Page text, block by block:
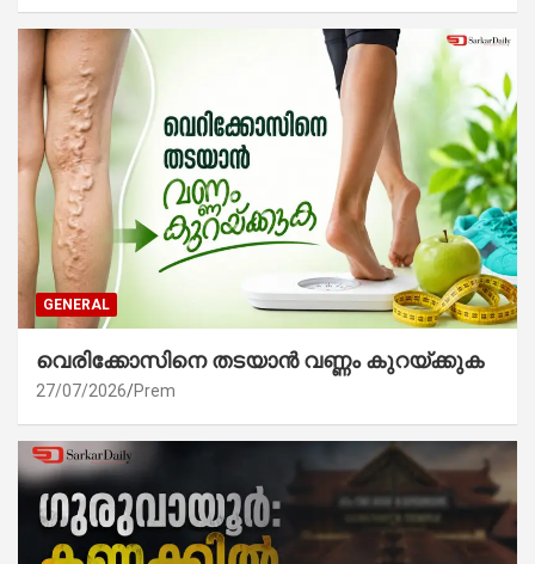
GENERAL
വെരിക്കോസിനെ തടയാൻ വണ്ണം കുറയ്ക്കുക
27/07/2026 Prem